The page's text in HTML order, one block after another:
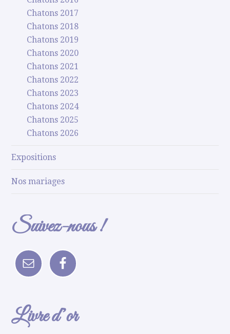
Chatons 2017
Chatons 2018
Chatons 2019
Chatons 2020
Chatons 2021
Chatons 2022
Chatons 2023
Chatons 2024
Chatons 2025
Chatons 2026
Expositions
Nos mariages
Suivez-nous !
Livre d’or